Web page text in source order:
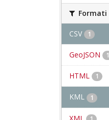
Formati
CSV 1
GeoJSON 1
HTML 1
KML 1
XML